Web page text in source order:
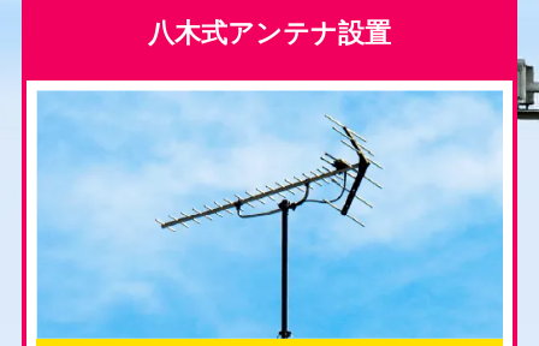
八木式アンテナ設置